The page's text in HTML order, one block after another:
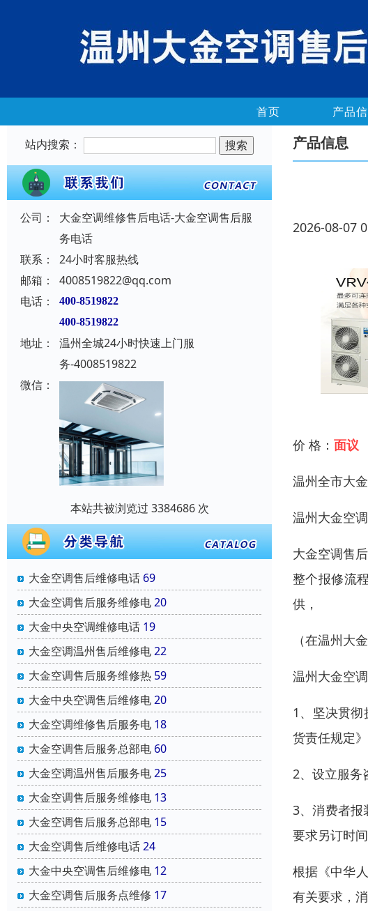
首页 产品
站内搜索：
公司：
大金空调维修售后电话-大金空调售后服
务电话
联系：
24小时客服热线
邮箱：
4008519822@qq.com
电话：
400-8519822
400-8519822
地址：
温州全城24小时快速上门服
务-4008519822
微信：
本站共被浏览过 3384686 次
大金空调售后维修电话 69
大金空调售后服务维修电20
大金中央空调维修电话 19
大金空调温州售后维修电22
大金空调售后服务维修热 59
大金中央空调售后维修电20
大金空调维修售后服务电 18
大金空调售后服务总部电 60
大金空调温州售后服务电25
大金空调售后服务维修电 13
大金空调售后服务总部电 15
大金空调售后维修电话24
大金中央空调售后维修电 12
大金空调售后服务点维修 17
产品信息
2026-08-07
价 格： 面议
温州全市大
温州大金空
大金空调售
整个报修流
供，
（在温州大
温州大金空
1、坚决贯
货责任规定
2、设立服务
3、消费者报
要求另订时
根据《中华
有关要求，